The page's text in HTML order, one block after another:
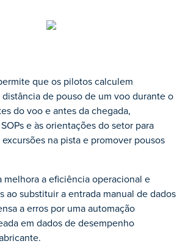
que os pilotos calculem
de pouso de um voo durante o
do voo e antes da chegada,
e às orientações do setor para
na pista e promover pousos
melhora a eficiência operacional e
ao substituir a entrada manual de dados
a erros por uma automação
em dados de desempenho